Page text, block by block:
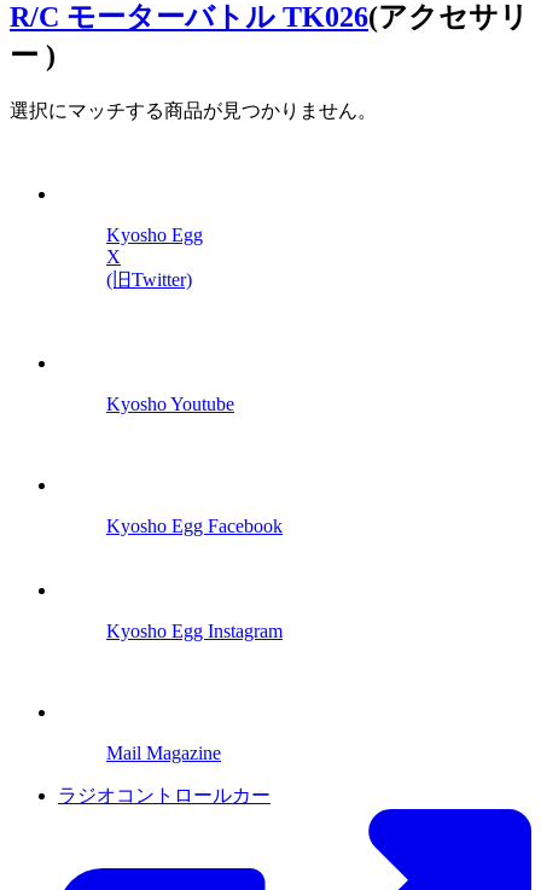
R/C モーターバトル TK026(アクセサリ
ー )
選択にマッチする商品が見つかりません。
Kyosho Egg
X
(旧Twitter)
Kyosho Youtube
Kyosho Egg Facebook
Kyosho Egg Instagram
Mail Magazine
ラジオコントロールカー